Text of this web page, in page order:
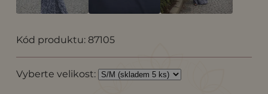
Kód produktu: 87105
Vyberte velikost: